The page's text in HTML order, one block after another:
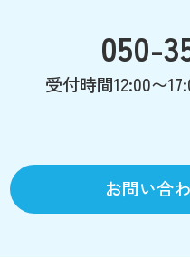
050-
受付時間12:00〜
お問い合